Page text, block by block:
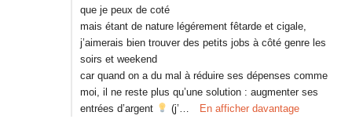
que je peux de coté
mais étant de nature légérement fêtarde et cigale,
j’aimerais bien trouver des petits jobs à côté genre les
soirs et weekend
car quand on a du mal à réduire ses dépenses comme
moi, il ne reste plus qu’une solution : augmenter ses
entrées d’argent
(j’… En afficher davantage